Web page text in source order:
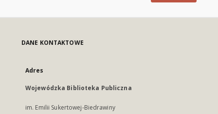
DANE KONTAKTOWE
Adres
Wojewódzka Biblioteka Publiczna
im. Emilii Sukertowej-Biedrawiny